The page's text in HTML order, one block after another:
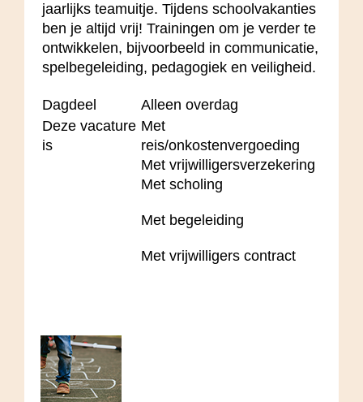
jaarlijks teamuitje. Tijdens schoolvakanties
ben je altijd vrij! Trainingen om je verder te
ontwikkelen, bijvoorbeeld in communicatie,
spelbegeleiding, pedagogiek en veiligheid.
Dagdeel
Alleen overdag
Deze vacature
is
Met
reis/onkostenvergoeding
Met vrijwilligersverzekering
Met scholing
Met begeleiding
Met vrijwilligers contract